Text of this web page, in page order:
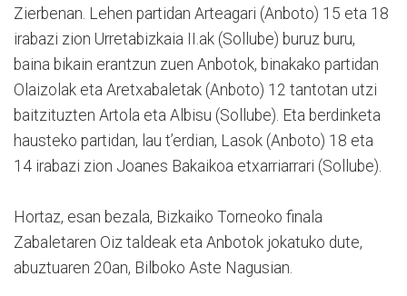
Zierbenan. Lehen partidan Arteagari (Anboto) 15 eta 18
irabazi zion Urretabizkaia II.ak (Sollube) buruz buru,
baina bikain erantzun zuen Anbotok, binakako partidan
Olaizolak eta Aretxabaletak (Anboto) 12 tantotan utzi
baitzituzten Artola eta Albisu (Sollube). Eta berdinketa
hausteko partidan, lau t’erdian, Lasok (Anboto) 18 eta
14 irabazi zion Joanes Bakaikoa etxarriarrari (Sollube).
Hortaz, esan bezala, Bizkaiko Torneoko finala
Zabaletaren Oiz taldeak eta Anbotok jokatuko dute,
abuztuaren 20an, Bilboko Aste Nagusian.